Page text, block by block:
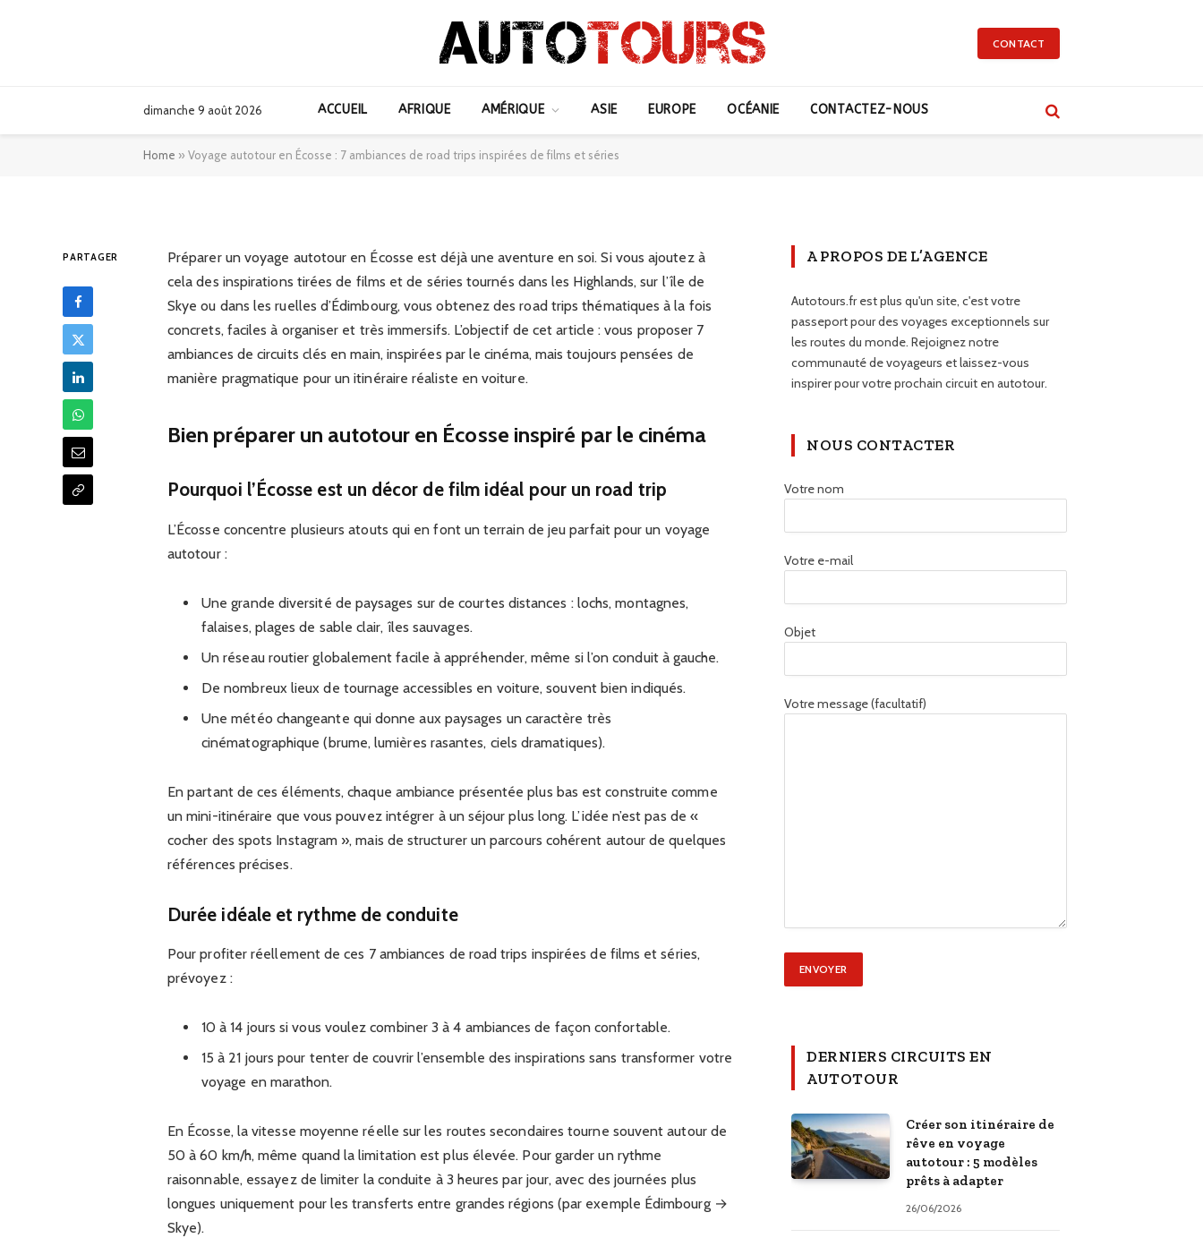
CONTACT
dimanche 9 août 2026 ACCUEIL AFRIQUE AMÉRIQUE ASIE EUROPE OCÉANIE CONTACTEZ-NOUS
Home » Voyage autotour en Écosse : 7 ambiances de road trips inspirées de films et séries
PARTAGER
Préparer un voyage autotour en Écosse est déjà une aventure en soi. Si vous ajoutez à
cela des inspirations tirées de films et de séries tournés dans les Highlands, sur l’île de
Skye ou dans les ruelles d’Édimbourg, vous obtenez des road trips thématiques à la fois
concrets, faciles à organiser et très immersifs. L’objectif de cet article : vous proposer 7
ambiances de circuits clés en main, inspirées par le cinéma, mais toujours pensées de
manière pragmatique pour un itinéraire réaliste en voiture.
Bien préparer un autotour en Écosse inspiré par le cinéma
Pourquoi l’Écosse est un décor de film idéal pour un road trip
L’Écosse concentre plusieurs atouts qui en font un terrain de jeu parfait pour un voyage
autotour :
Une grande diversité de paysages sur de courtes distances : lochs, montagnes,
falaises, plages de sable clair, îles sauvages.
Un réseau routier globalement facile à appréhender, même si l’on conduit à gauche.
De nombreux lieux de tournage accessibles en voiture, souvent bien indiqués.
Une météo changeante qui donne aux paysages un caractère très
cinématographique (brume, lumières rasantes, ciels dramatiques).
En partant de ces éléments, chaque ambiance présentée plus bas est construite comme
un mini-itinéraire que vous pouvez intégrer à un séjour plus long. L’idée n’est pas de «
cocher des spots Instagram », mais de structurer un parcours cohérent autour de quelques
références précises.
Durée idéale et rythme de conduite
Pour profiter réellement de ces 7 ambiances de road trips inspirées de films et séries,
prévoyez :
10 à 14 jours si vous voulez combiner 3 à 4 ambiances de façon confortable.
15 à 21 jours pour tenter de couvrir l’ensemble des inspirations sans transformer votre
voyage en marathon.
En Écosse, la vitesse moyenne réelle sur les routes secondaires tourne souvent autour de
50 à 60 km/h, même quand la limitation est plus élevée. Pour garder un rythme
raisonnable, essayez de limiter la conduite à 3 heures par jour, avec des journées plus
longues uniquement pour les transferts entre grandes régions (par exemple Édimbourg →
Skye).
A PROPOS DE L’AGENCE
Autotours.fr est plus qu'un site, c'est votre
passeport pour des voyages exceptionnels sur
les routes du monde. Rejoignez notre
communauté de voyageurs et laissez-vous
inspirer pour votre prochain circuit en autotour.
NOUS CONTACTER
Votre nom
Votre e-mail
Objet
Votre message (facultatif)
DERNIERS CIRCUITS EN
AUTOTOUR
Créer son itinéraire de
rêve en voyage
autotour : 5 modèles
prêts à adapter
26/06/2026